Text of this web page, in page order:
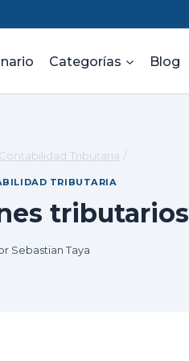
Categorías Blog
Contabilidad Tributaria /
TRIBUTARIA
tributarios
Sebastian Taya